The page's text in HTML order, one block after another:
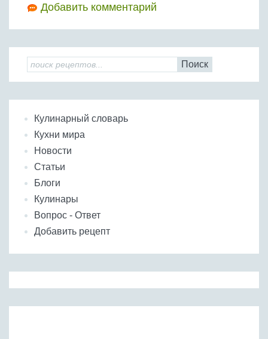
Добавить комментарий
Поиск
Кулинарный словарь
Кухни мира
Новости
Статьи
Блоги
Кулинары
Вопрос - Ответ
Добавить рецепт